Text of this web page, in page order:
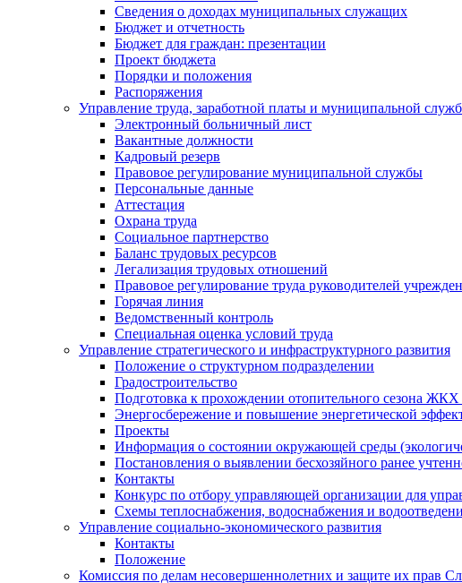
Сведения о доходах муниципальных служащих
Бюджет и отчетность
Бюджет для граждан: презентации
Проект бюджета
Порядки и положения
Распоряжения
Управление труда, заработной платы и муниципальной
Электронный больничный лист
Вакантные должности
Кадровый резерв
Правовое регулирование муниципальной службы
Персональные данные
Аттестация
Охрана труда
Социальное партнерство
Баланс трудовых ресурсов
Легализация трудовых отношений
Правовое регулирование труда руководителей
Горячая линия
Ведомственный контроль
Специальная оценка условий труда
Управление стратегического и инфраструктурного развития
Положение о структурном подразделении
Градостроительство
Подготовка к прохождении отопительного сезона
Энергосбережение и повышение энергетической
Проекты
Информация о состоянии окружающей среды
Постановления о выявлении бесхозяйного ранее
Контакты
Конкурс по отбору управляющей организации для
Схемы теплоснабжения, водоснабжения и
Управление социально-экономического развития
Контакты
Положение
Комиссия по делам несовершеннолетних и защите их прав